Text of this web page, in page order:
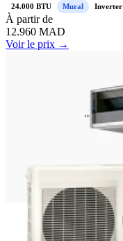
24.000 BTU Mural Inverter
À partir de
12.960 MAD
Voir le prix →